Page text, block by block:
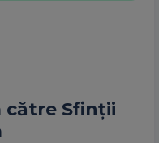
către Sfinții